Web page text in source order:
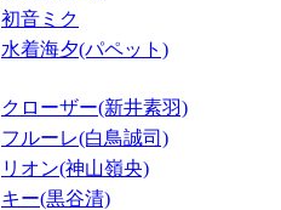
初音ミク
水着海夕(パペット)
クローザー(新井素羽)
フルーレ(白鳥誠司)
リオン(神山嶺央)
キー(黒谷清)